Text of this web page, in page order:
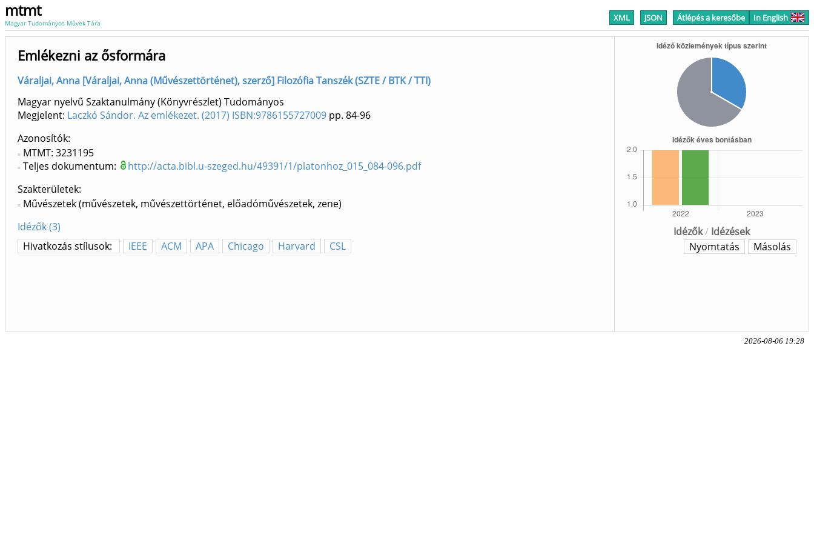
mtmt
Magyar Tudományos Művek Tára XML JSON Átlépés a keresőbe In English
Idézők/ Idézések
Emlékezni az ősformára
Váraljai, Anna [Váraljai, Anna (Művészettörténet), szerző] Filozófia Tanszék (SZTE / BTK / TTI)
Magyar nyelvű Szaktanulmány (Könyvrészlet) Tudományos
Megjelent: Laczkó Sándor. Az emlékezet. (2017) ISBN:9786155727009 pp. 84-96
Azonosítók
MTMT: 3231195
Teljes dokumentum:
http://acta.bibl.u-szeged.hu/49391/1/platonhoz_015_084-096.pdf
Szakterületek:
Művészetek (művészetek, művészettörténet, előadóművészetek, zene)
Idézők (3)
Hivatkozás stílusok:
IEEE ACM APA Chicago Harvard CSL Másolás
Nyomtatás
2026-08-06 19:28